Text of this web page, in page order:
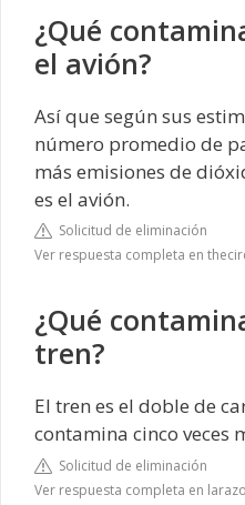
¿Qué
el avión?
Así que según sus
número promedio de
más emisiones de
es el avión.
Solicitud de eliminación
Ver respuesta completa en
¿Qué
tren?
El tren es el doble de
contamina cinco veces
Solicitud de eliminación
Ver respuesta completa en